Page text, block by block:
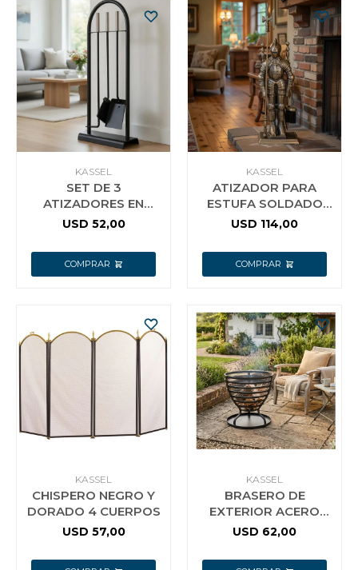
KASSEL
SET DE 3
ATIZADORES EN
ACERO INOXIDABLE
USD 52,00
KASSEL
ATIZADOR PARA
ESTUFA SOLDADO
SÍMIL BRONCE
USD 114,00
KASSEL
CHISPERO NEGRO Y
DORADO 4 CUERPOS
USD 57,00
KASSEL
BRASERO DE
EXTERIOR ACERO
NEGRO MATE - 45 CM
USD 62,00